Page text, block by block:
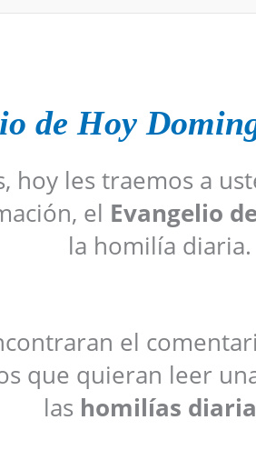
de Hoy
hoy les traemos a
el Evangelio
la homilía diaria.
el
que quieran leer
las homilías